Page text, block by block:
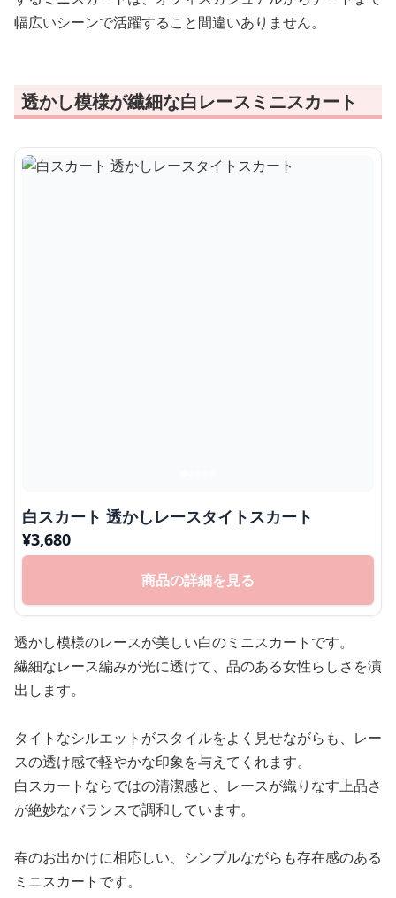
幅広いシーンで活躍すること間違いありません。
透かし模様が繊細な白レースミニスカート
白スカート 透かしレースタイトスカート
¥3,680
商品の詳細を見る
透かし模様のレースが美しい白のミニスカートです。
繊細なレース編みが光に透けて、品のある女性らしさを演
出します。
タイトなシルエットがスタイルをよく見せながらも、レー
スの透け感で軽やかな印象を与えてくれます。
白スカートならではの清潔感と、レースが織りなす上品さ
が絶妙なバランスで調和しています。
春のお出かけに相応しい、シンプルながらも存在感のある
ミニスカートです。